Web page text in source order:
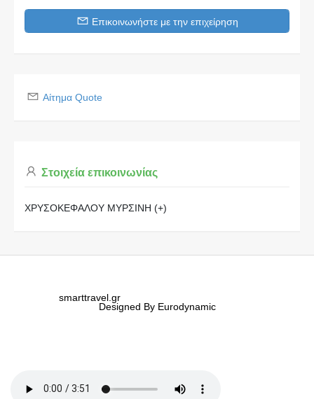
Επικοινωνήστε με την επιχείρηση
Αίτημα Quote
Στοιχεία επικοινωνίας
ΧΡΥΣΟΚΕΦΑΛΟΥ ΜΥΡΣΙΝΗ (+)
smarttravel.gr
Designed By Eurodynamic